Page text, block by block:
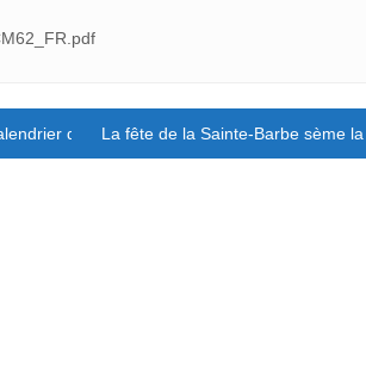
de l’Avent Lasallien
La fête de la Sainte-Barbe sème